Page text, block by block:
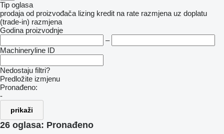
Tip oglasa
prodaja od proizvođača lizing kredit na rate razmjena uz doplatu
(trade-in) razmjena
Godina proizvodnje
–
Machineryline ID
Nedostaju filtri?
Predložite izmjenu
Pronađeno:
-
prikaži
26 oglasa: Pronađeno